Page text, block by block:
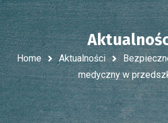
Home Aktualności
medyczny w